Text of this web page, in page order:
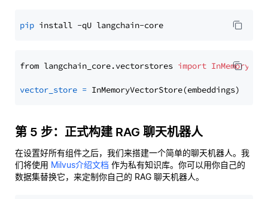
pip
from langchain_core.vectorstores import
vector_store =
第 5 步：正式构建 RAG 聊天机器人
在设置好所有组件之后，我们来搭建一个简单的聊天机器人。我
们将使用 Milvus介绍文档 作为私有知识库。你可以用你自己的
数据集替换它，来定制你自己的 RAG 聊天机器人。